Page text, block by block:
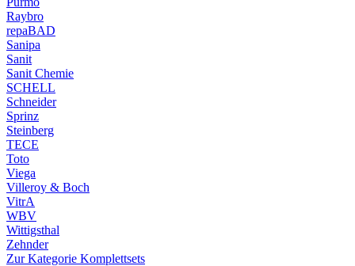
Raybro
repaBAD
Sanipa
Sanit
Sanit Chemie
SCHELL
Schneider
Sprinz
Steinberg
TECE
Toto
Viega
Villeroy & Boch
VitrA
WBV
Wittigsthal
Zehnder
Zur Kategorie Komplettsets